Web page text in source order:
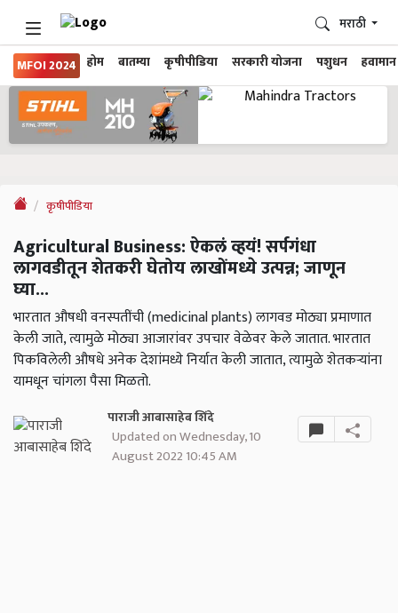
MFOI 2024 होम बातम्या कृषीपीडिया सरकारी योजना पशुधन हवामान
मराठी
कृषीपीडिया
Agricultural Business: ऐकलं व्हयं! सर्पगंधा
लागवडीतून शेतकरी घेतोय लाखोंमध्ये उत्पन्न; जाणून
घ्या...
भारतात औषधी वनस्पतींची (medicinal plants) लागवड मोठ्या प्रमाणात
केली जाते, त्यामुळे मोठ्या आजारांवर उपचार वेळेवर केले जातात. भारतात
पिकविलेली औषधे अनेक देशांमध्ये निर्यात केली जातात, त्यामुळे शेतकऱ्यांना
यामधून चांगला पैसा मिळतो.
पाराजी आबासाहेब शिंदे
Updated on Wednesday, 10
August 2022 10:45 AM